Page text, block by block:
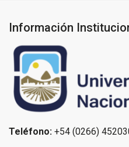
Información
Teléfono: +54 (0266)